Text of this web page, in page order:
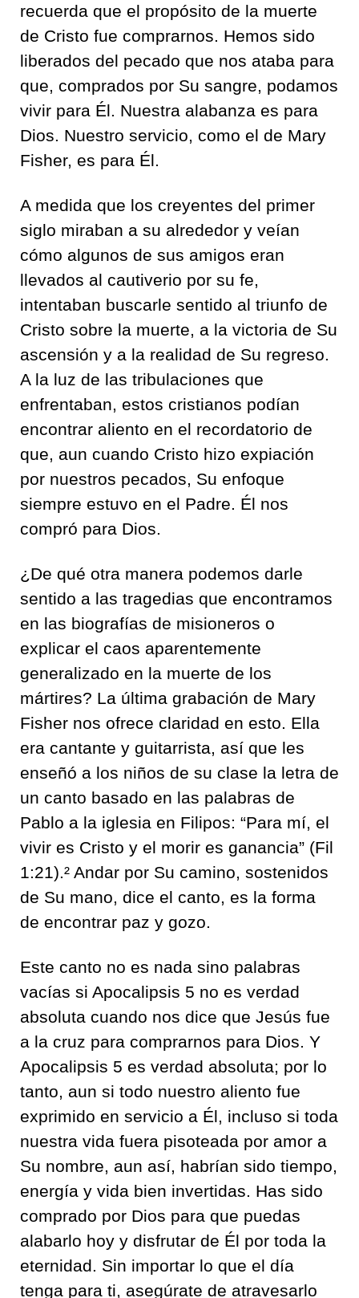
recuerda que el propósito de la muerte
de Cristo fue comprarnos. Hemos sido
liberados del pecado que nos ataba para
que, comprados por Su sangre, podamos
vivir para Él. Nuestra alabanza es para
Dios. Nuestro servicio, como el de Mary
Fisher, es para Él.
A medida que los creyentes del primer
siglo miraban a su alrededor y veían
cómo algunos de sus amigos eran
llevados al cautiverio por su fe,
intentaban buscarle sentido al triunfo de
Cristo sobre la muerte, a la victoria de Su
ascensión y a la realidad de Su regreso.
A la luz de las tribulaciones que
enfrentaban, estos cristianos podían
encontrar aliento en el recordatorio de
que, aun cuando Cristo hizo expiación
por nuestros pecados, Su enfoque
siempre estuvo en el Padre. Él nos
compró para Dios.
¿De qué otra manera podemos darle
sentido a las tragedias que encontramos
en las biografías de misioneros o
explicar el caos aparentemente
generalizado en la muerte de los
mártires? La última grabación de Mary
Fisher nos ofrece claridad en esto. Ella
era cantante y guitarrista, así que les
enseñó a los niños de su clase la letra de
un canto basado en las palabras de
Pablo a la iglesia en Filipos: “Para mí, el
vivir es Cristo y el morir es ganancia” (Fil
1:21).² Andar por Su camino, sostenidos
de Su mano, dice el canto, es la forma
de encontrar paz y gozo.
Este canto no es nada sino palabras
vacías si Apocalipsis 5 no es verdad
absoluta cuando nos dice que Jesús fue
a la cruz para comprarnos para Dios. Y
Apocalipsis 5 es verdad absoluta; por lo
tanto, aun si todo nuestro aliento fue
exprimido en servicio a Él, incluso si toda
nuestra vida fuera pisoteada por amor a
Su nombre, aun así, habrían sido tiempo,
energía y vida bien invertidas. Has sido
comprado por Dios para que puedas
alabarlo hoy y disfrutar de Él por toda la
eternidad. Sin importar lo que el día
tenga para ti, asegúrate de atravesarlo